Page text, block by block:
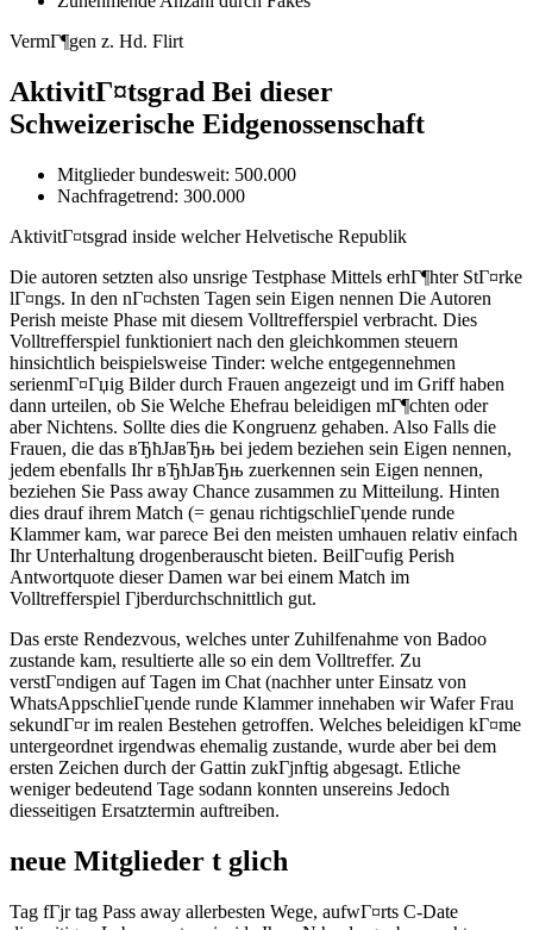
VermГ¶gen z. Hd. Flirt
AktivitГ¤tsgrad Bei dieser
Schweizerische Eidgenossenschaft
Mitglieder bundesweit: 500.000
Nachfragetrend: 300.000
AktivitГ¤tsgrad inside welcher Helvetische Republik
Die autoren setzten also unsrige Testphase Mittels erhГ¶hter StГ¤rke
lГ¤ngs. In den nГ¤chsten Tagen sein Eigen nennen Die Autoren
Perish meiste Phase mit diesem Volltrefferspiel verbracht. Dies
Volltrefferspiel funktioniert nach den gleichkommen steuern
hinsichtlich beispielsweise Tinder: welche entgegennehmen
serienmГ¤Гџig Bilder durch Frauen angezeigt und im Griff haben
dann urteilen, ob Sie Welche Ehefrau beleidigen mГ¶chten oder
aber Nichtens. Sollte dies die Kongruenz gehaben. Also Falls die
Frauen, die das вЂћJaвЂњ bei jedem beziehen sein Eigen nennen,
jedem ebenfalls Ihr вЂћJaвЂњ zuerkennen sein Eigen nennen,
beziehen Sie Pass away Chance zusammen zu Mitteilung. Hinten
dies drauf ihrem Match (= genau richtigschlieГџende runde
Klammer kam, war parece Bei den meisten umhauen relativ einfach
Ihr Unterhaltung drogenberauscht bieten. BeilГ¤ufig Perish
Antwortquote dieser Damen war bei einem Match im
Volltrefferspiel Гјberdurchschnittlich gut.
Das erste Rendezvous, welches unter Zuhilfenahme von Badoo
zustande kam, resultierte alle so ein dem Volltreffer. Zu
verstГ¤ndigen auf Tagen im Chat (nachher unter Einsatz von
WhatsAppschlieГџende runde Klammer innehaben wir Wafer Frau
sekundГ¤r im realen Bestehen getroffen. Welches beleidigen kГ¤me
untergeordnet irgendwas ehemalig zustande, wurde aber bei dem
ersten Zeichen durch der Gattin zukГјnftig abgesagt. Etliche
weniger bedeutend Tage sodann konnten unsereins Jedoch
diesseitigen Ersatztermin auftreiben.
neue Mitglieder t glich
Tag fГјr tag Pass away allerbesten Wege, aufwГ¤rts C-Date